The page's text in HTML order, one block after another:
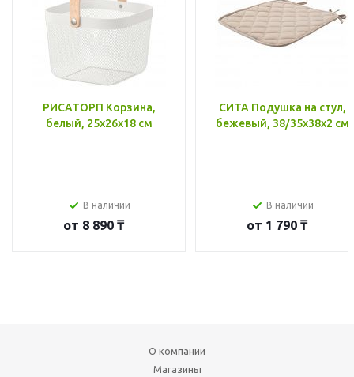
РИСАТОРП Корзина,
белый, 25x26x18 см
В наличии
от 8 890 ₸
СИТА Подушка на стул,
бежевый, 38/35x38x2 см
В наличии
от 1 790 ₸
О компании
Магазины